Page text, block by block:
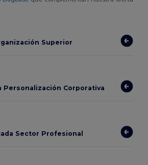
Superior
Personalización Corporativa
Sector Profesional